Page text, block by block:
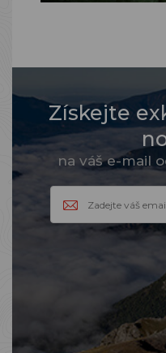
Získejte
na váš e-mail